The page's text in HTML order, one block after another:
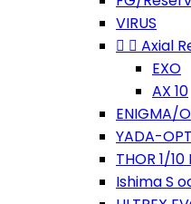
VIRUS
  Axial
EXO
AX 10
ENIGMA/
YADA-
THOR 1/10
Ishima S